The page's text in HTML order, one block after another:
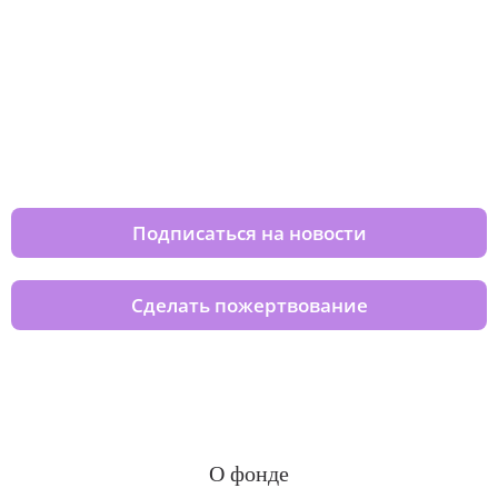
Подписаться на новости
Сделать пожертвование
О фонде